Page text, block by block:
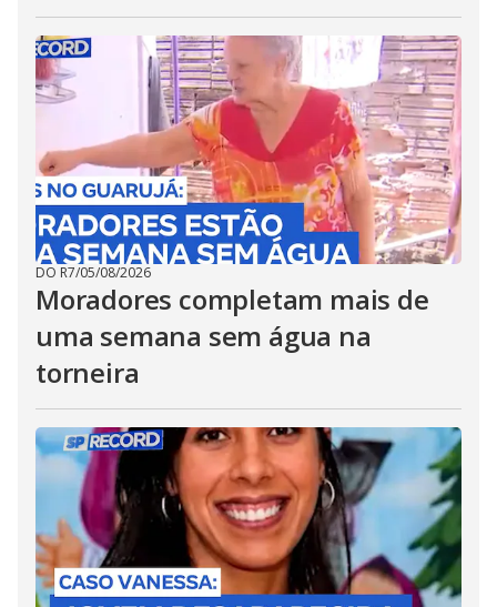
DO R7/05/08/2026
Moradores completam mais de
uma semana sem água na
torneira